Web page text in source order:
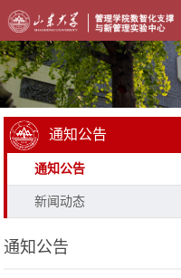
通知公告
通知公告
新闻动态
通知公告